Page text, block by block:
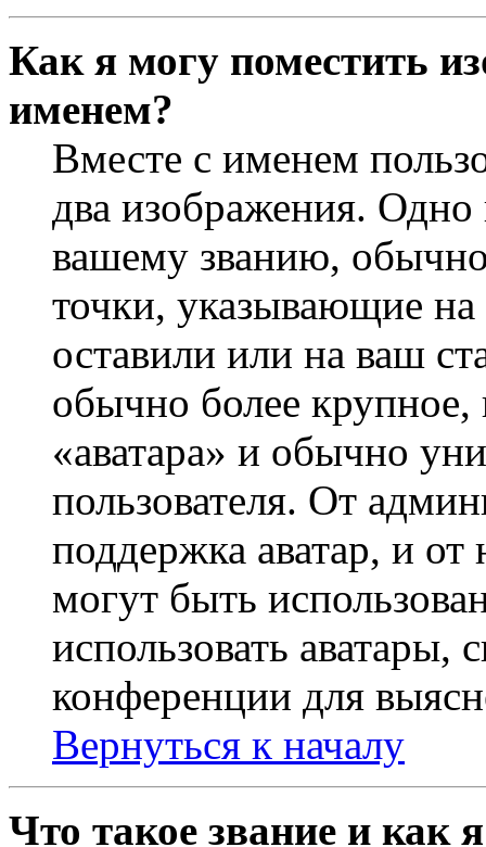
Как я могу поместить
именем?
Вместе с именем
два изображения.
вашему званию, обычно
точки, указывающие
оставили или на ваш
обычно более крупное,
«аватара» и обычно
пользователя. От
поддержка аватар, и от
могут быть
использовать аватары,
конференции для
Вернуться к началу
Что такое звание и как